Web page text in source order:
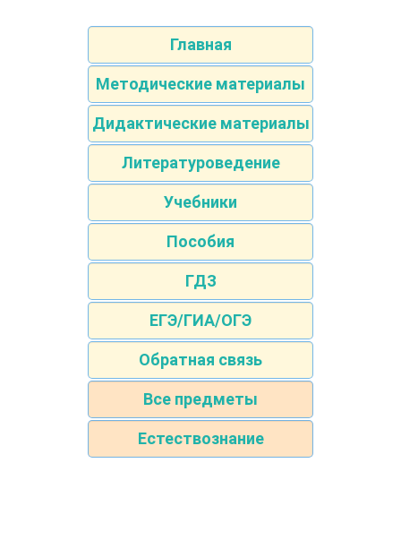
Главная
Методические материалы
Дидактические материалы
Литературоведение
Учебники
Пособия
ГДЗ
ЕГЭ/ГИА/ОГЭ
Обратная связь
Все предметы
Естествознание